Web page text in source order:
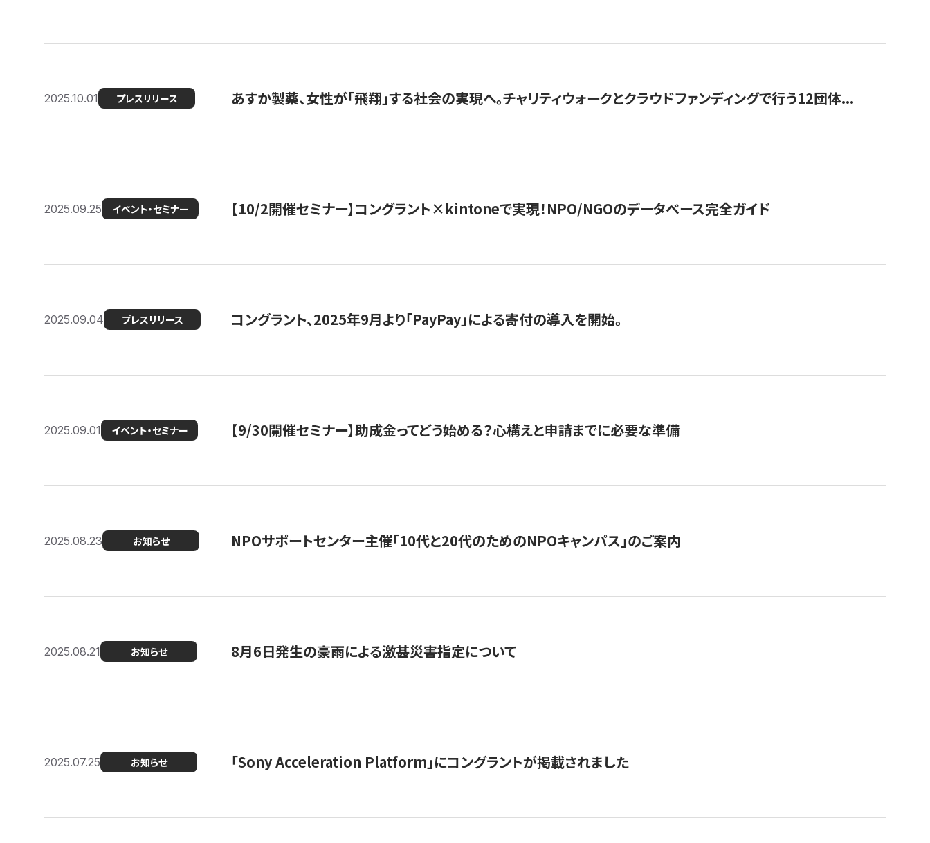
2025.10.01 プレスリリース あすか製薬、女性が「飛翔」する社会の実現へ。チャリティウォークとクラウドファンディングで行う12団体...
2025.09.25 イベント・セミナー 【10/2開催セミナー】コングラント×kintoneで実現！NPO/NGOのデータベース完全ガイド
2025.09.04 プレスリリース コングラント、2025年9月より「PayPay」による寄付の導入を開始。
2025.09.01 イベント・セミナー 【9/30開催セミナー】助成金ってどう始める？心構えと申請までに必要な準備
2025.08.23 お知らせ NPOサポートセンター主催「10代と20代のためのNPOキャンパス」のご案内
2025.08.21 お知らせ 8月6日発生の豪雨による激甚災害指定について
2025.07.25 お知らせ 「Sony Acceleration Platform」にコングラントが掲載されました